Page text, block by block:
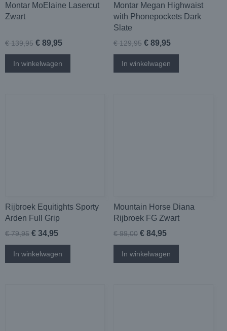
Montar MoElaine Lasercut
Zwart
€ 139,95 € 89,95
In winkelwagen
Montar Megan Highwaist
with Phonepockets Dark
Slate
€ 129,95 € 89,95
In winkelwagen
Rijbroek Equitights Sporty
Arden Full Grip
€ 79,95 € 34,95
In winkelwagen
Mountain Horse Diana
Rijbroek FG Zwart
€ 99,00 € 84,95
In winkelwagen